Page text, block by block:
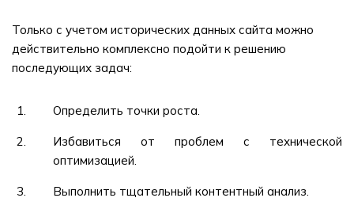
Только с учетом исторических данных сайта можно
действительно комплексно подойти к решению
последующих задач:
Определить точки роста.
Избавиться от проблем с технической
оптимизацией.
Выполнить тщательный контентный анализ.